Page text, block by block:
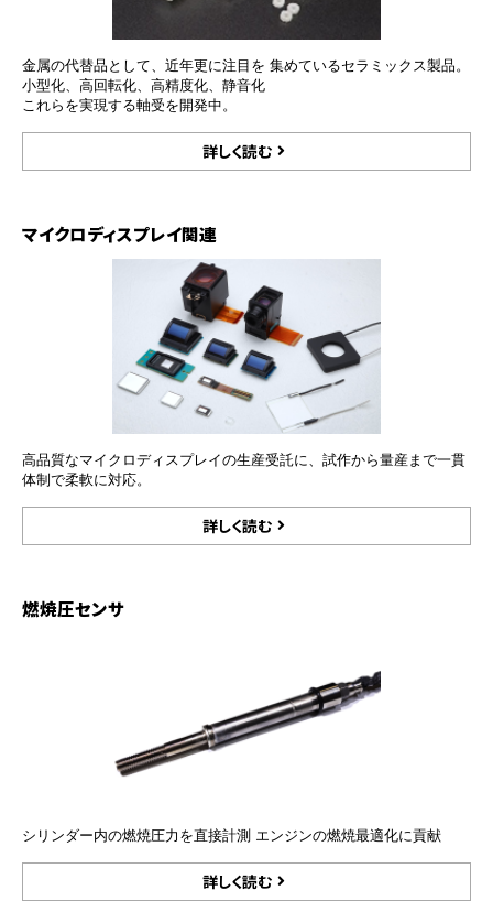
金属の代替品として、近年更に注目を 集めているセラミックス製品。
小型化、高回転化、高精度化、静音化
これらを実現する軸受を開発中。
詳しく読む
マイクロディスプレイ関連
高品質なマイクロディスプレイの生産受託に、試作から量産まで一貫
体制で柔軟に対応。
詳しく読む
燃焼圧センサ
シリンダー内の燃焼圧力を直接計測 エンジンの燃焼最適化に貢献
詳しく読む